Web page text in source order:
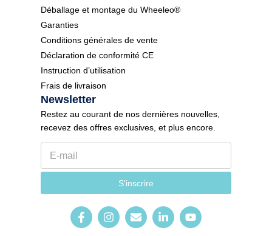
Déballage et montage du Wheeleo®
Garanties
Conditions générales de vente
Déclaration de conformité CE
Instruction d’utilisation
Frais de livraison
Newsletter
Restez au courant de nos dernières nouvelles,
recevez des offres exclusives, et plus encore.
n
E
m
S'inscrire